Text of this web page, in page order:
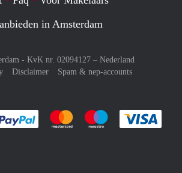
in Amsterdam
- KvK nr. 02094127 – Nederland
Disclaimer
Spam & nep-accounts
Je rekent gemakkelijk af met Paypal
Je rekent gemakkelijk af met
Je rekent